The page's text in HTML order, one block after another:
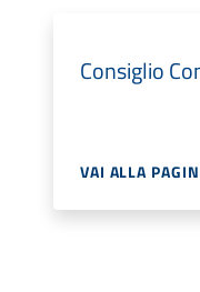
Consiglio
VAI ALLA